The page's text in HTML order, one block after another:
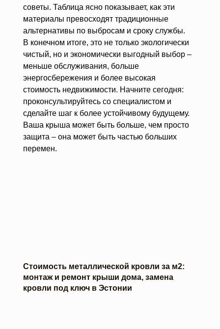
советы. Таблица ясно показывает, как эти
материалы превосходят традиционные
альтернативы по выбросам и сроку службы.
В конечном итоге, это не только экологически
чистый, но и экономически выгодный выбор –
меньше обслуживания, больше
энергосбережения и более высокая
стоимость недвижимости. Начните сегодня:
проконсультируйтесь со специалистом и
сделайте шаг к более устойчивому будущему.
Ваша крыша может быть больше, чем просто
защита – она может быть частью больших
перемен.
Стоимость металлической кровли за м2:
монтаж и ремонт крыши дома, замена
кровли под ключ в Эстонии